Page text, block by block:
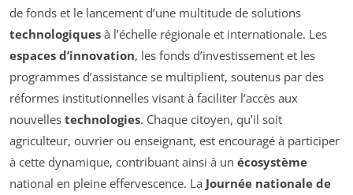
de fonds et le lancement d’une multitude de solutions
technologiques à l’échelle régionale et internationale. Les
espaces d’innovation, les fonds d’investissement et les
programmes d’assistance se multiplient, soutenus par des
réformes institutionnelles visant à faciliter l’accès aux
nouvelles technologies. Chaque citoyen, qu’il soit
agriculteur, ouvrier ou enseignant, est encouragé à participer
à cette dynamique, contribuant ainsi à un écosystème
national en pleine effervescence. La Journée nationale de